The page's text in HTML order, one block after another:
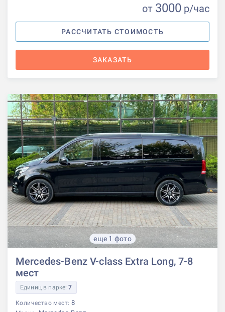
от 3000 р/час
РАССЧИТАТЬ СТОИМОСТЬ
ЗАКАЗАТЬ
еще 1 фото
Mercedes-Benz V-class Extra Long, 7-8
мест
Единиц в парке:7
Количество мест: 8